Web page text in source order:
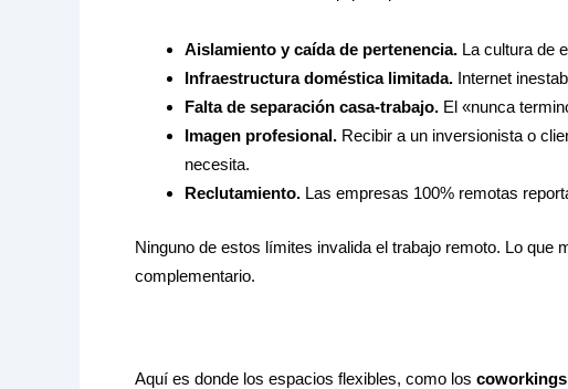
Aislamiento y caída de pertenencia. La cultura de
Infraestructura doméstica limitada. Internet
Falta de separación casa-trabajo. El «nunca
Imagen profesional. Recibir a un inversionista o
necesita.
Reclutamiento. Las empresas 100% remotas
Ninguno de estos límites invalida el trabajo remoto. Lo que
complementario.
Aquí es donde los espacios flexibles, como los coworkings